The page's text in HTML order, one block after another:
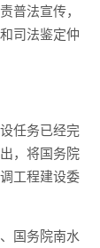
普法宣传，
司法鉴定仲
任务已经完
，将国务院
工程建设委
国务院南水